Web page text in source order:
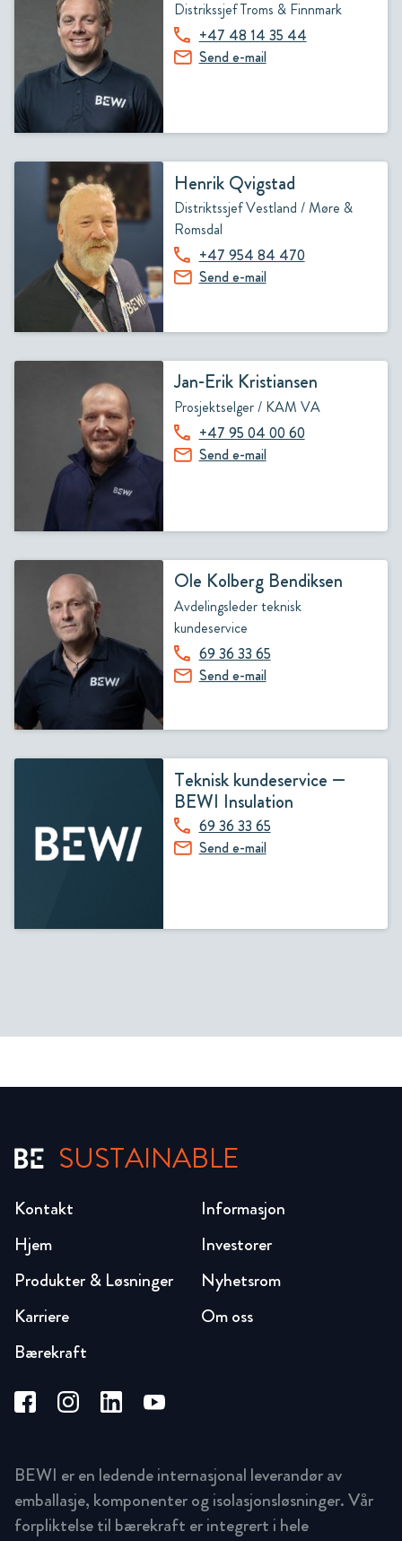
Distrikssjef Troms & Finnmark
+47 48 14 35 44
Send e-mail
Henrik Qvigstad
Distriktssjef Vestland / Møre &
Romsdal
+47 954 84 470
Send e-mail
Jan-Erik Kristiansen
Prosjektselger / KAM VA
+47 95 04 00 60
Send e-mail
Ole Kolberg Bendiksen
Avdelingsleder teknisk
kundeservice
69 36 33 65
Send e-mail
Teknisk kundeservice —
BEWI Insulation
69 36 33 65
Send e-mail
SUSTAINABLE
Hjem
Produkter & Løsninger
Karriere
Bærekraft
Investorer
Nyhetsrom
Om oss
Kontakt Informasjon
BEWI er en ledende internasjonal leverandør av
emballasje, komponenter og isolasjonsløsninger. Vår
forpliktelse til bærekraft er integrert i hele